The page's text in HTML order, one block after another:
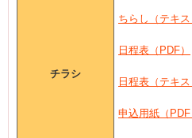
チラシ
ちらし（テキス
日程表（PDF）
日程表（テキス
申込用紙（PDF